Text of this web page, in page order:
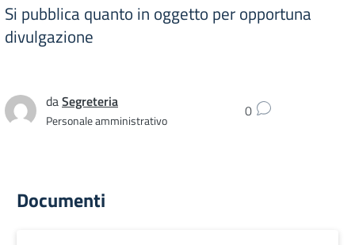
Si pubblica quanto in oggetto per opportuna
divulgazione
daSegreteria
Personale amministrativo 0
Documenti